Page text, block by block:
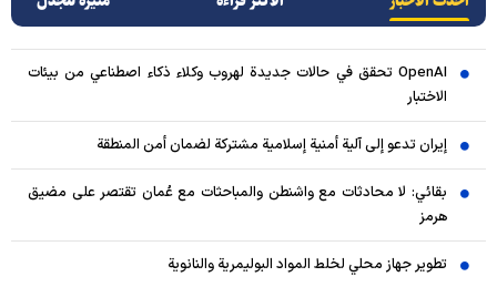
OpenAI تحقق في حالات جديدة لهروب وكلاء ذكاء اصطناعي من بيئات
الاختبار
إيران تدعو إلى آلية أمنية إسلامية مشتركة لضمان أمن المنطقة
بقائي: لا محادثات مع واشنطن والمباحثات مع عُمان تقتصر على مضيق
هرمز
تطوير جهاز محلي لخلط المواد البوليمرية والنانوية